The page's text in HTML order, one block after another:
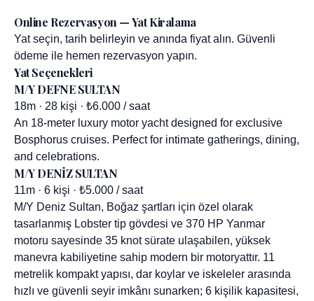
Online Rezervasyon — Yat Kiralama
Yat seçin, tarih belirleyin ve anında fiyat alın. Güvenli
ödeme ile hemen rezervasyon yapın.
Yat Seçenekleri
M/Y DEFNE SULTAN
18m · 28 kişi · ₺6.000 / saat
An 18-meter luxury motor yacht designed for exclusive
Bosphorus cruises. Perfect for intimate gatherings, dining,
and celebrations.
M/Y DENİZ SULTAN
11m · 6 kişi · ₺5.000 / saat
M/Y Deniz Sultan, Boğaz şartları için özel olarak
tasarlanmış Lobster tip gövdesi ve 370 HP Yanmar
motoru sayesinde 35 knot sürate ulaşabilen, yüksek
manevra kabiliyetine sahip modern bir motoryattır. 11
metrelik kompakt yapısı, dar koylar ve iskeleler arasında
hızlı ve güvenli seyir imkânı sunarken; 6 kişilik kapasitesi,